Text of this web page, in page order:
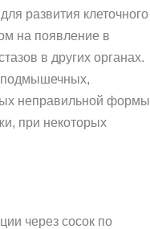
развития клеточного
на появление в
в других органах.
подмышечных,
неправильной формы
при некоторых
через сосок по